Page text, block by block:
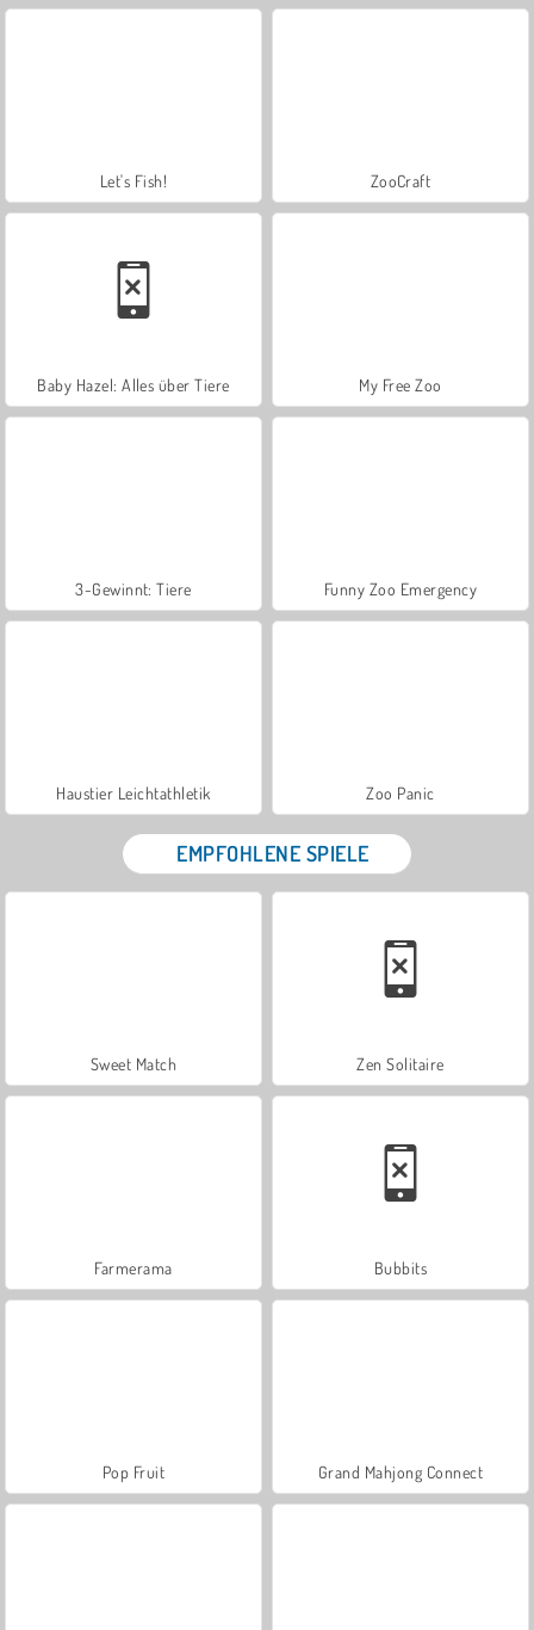
Let's Fish! ZooCraft
Baby Hazel: Alles über Tiere My Free Zoo
3-Gewinnt: Tiere Funny Zoo Emergency
Haustier Leichtathletik Zoo Panic
EMPFOHLENE SPIELE
Sweet Match Zen Solitaire
Farmerama Bubbits
Pop Fruit Grand Mahjong Connect